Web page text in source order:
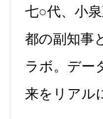
七○代、小
都の副知事
ラボ。デー
来をリアル